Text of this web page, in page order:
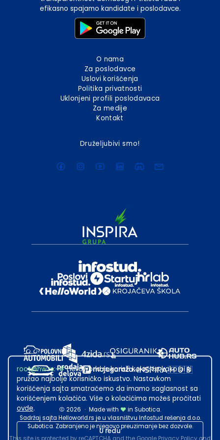
efikasno spajamo kandidate i poslodavce.
O nama
Za poslodavce
Uslovi korišćenja
Politika privatnosti
Uklonjeni profili poslodavaca
Za medije
Kontakt
Druželjubivi smo!
2026 · Made with
in Subotica.
Sadržaj sajta Helloworld.rs je u vlasništvu Infostud rešenja d.o.o.
Subotica. Zabranjeno je njegovo preuzimanje bez dozvole.
root@hw.rs:~#Helloworld.rs koristi kolačiće kako bi ti
pružao najbolje korisničko iskustvo. Nastavkom
korišćenja sajta smatraćemo da imamo saglasnost sa
korišćenjem kolačića. Više o kolačićima možeš pročitati
ovde.
U redu